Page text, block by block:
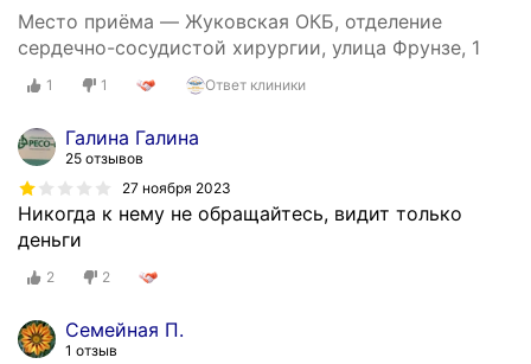
Место приёма — Жуковская ОКБ, отделение
сердечно-сосудистой хирургии, улица Фрунзе, 1
1 1 Ответ клиники
Галина Галина
25 отзывов
27 ноября 2023
Никогда к нему не обращайтесь, видит только
деньги
2 2
Семейная П.
1 отзыв